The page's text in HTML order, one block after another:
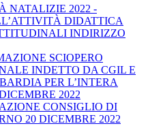
NATALIZIE 2022 -
DIDATTICA
INDIRIZZO
SCIOPERO
INDETTO DA CGIL E
PER L’INTERA
2022
CONSIGLIO DI
20 DICEMBRE 2022